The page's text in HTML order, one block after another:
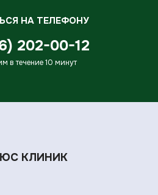
НА ТЕЛЕФОНУ
202-00-12
в течение 10 минут
КЛИНИК